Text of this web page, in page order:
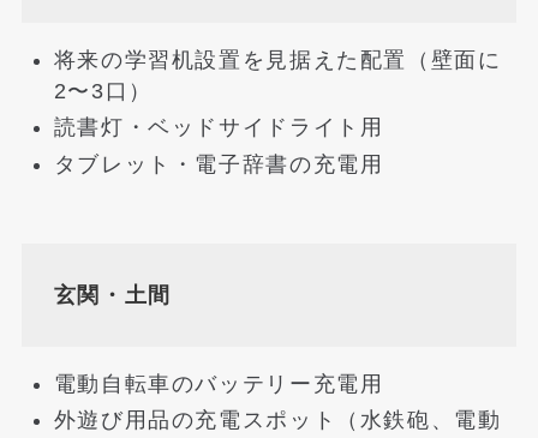
将来の学習机設置を見据えた配置（壁面に
2〜3口）
読書灯・ベッドサイドライト用
タブレット・電子辞書の充電用
玄関・土間
電動自転車のバッテリー充電用
外遊び用品の充電スポット（水鉄砲、電動